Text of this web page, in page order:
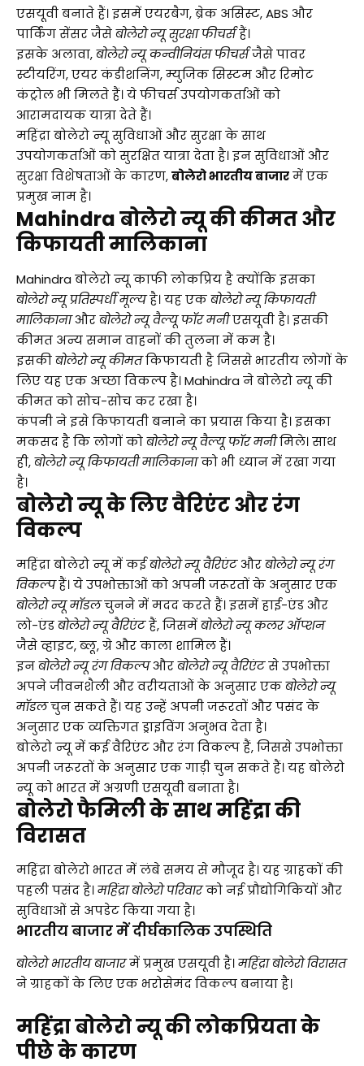
एसयूवी बनाते हैं। इसमें एयरबैग, ब्रेक असिस्ट, ABS और
पार्किंग सेंसर जैसेबोलेरो न्यू सुरक्षा फीचर्सहैं।
इसके अलावा,बोलेरो न्यू कन्वीनियंस फीचर्सजैसे पावर
स्टीयरिंग, एयर कंडीशनिंग, म्युजिक सिस्टम और रिमोट
कंट्रोल भी मिलते हैं। ये फीचर्स उपयोगकर्ताओं को
आरामदायक यात्रा देते हैं।
महिंद्रा बोलेरो न्यू सुविधाओं और सुरक्षा के साथ
उपयोगकर्ताओं को सुरक्षित यात्रा देता है। इन सुविधाओं और
सुरक्षा विशेषताओं के कारण,बोलेरो भारतीय बाजारमें एक
प्रमुख नाम है।
Mahindra बोलेरो न्यू की कीमत और
किफायती मालिकाना
Mahindra बोलेरो न्यू काफी लोकप्रिय है क्योंकि इसका
बोलेरो न्यू प्रतिस्पर्धी मूल्यहै। यह एकबोलेरो न्यू किफायती
मालिकानाऔरबोलेरो न्यू वैल्यू फॉर मनीएसयूवी है। इसकी
कीमत अन्य समान वाहनों की तुलना में कम है।
इसकीबोलेरो न्यू कीमतकिफायती है जिससे भारतीय लोगों के
लिए यह एक अच्छा विकल्प है। Mahindra ने बोलेरो न्यू की
कीमत को सोच-सोच कर रखा है।
कंपनी ने इसे किफायती बनाने का प्रयास किया है। इसका
मकसद है कि लोगों कोबोलेरो न्यू वैल्यू फॉर मनीमिले। साथ
ही,बोलेरो न्यू किफायती मालिकानाको भी ध्यान में रखा गया
है।
बोलेरो न्यू के लिए वैरिएंट और रंग
विकल्प
महिंद्रा बोलेरो न्यू में कईबोलेरो न्यू वैरिएंटऔरबोलेरो न्यू रंग
विकल्पहैं। ये उपभोक्ताओं को अपनी जरूरतों के अनुसार एक
बोलेरो न्यू मॉडलचुनने में मदद करते हैं। इसमें हाई-एंड और
लो-एंडबोलेरो न्यू वैरिएंटहैं, जिसमेंबोलेरो न्यू कलर ऑप्शन
जैसे व्हाइट, ब्लू, ग्रे और काला शामिल हैं।
इनबोलेरो न्यू रंग विकल्पऔरबोलेरो न्यू वैरिएंटसे उपभोक्ता
अपने जीवनशैली और वरीयताओं के अनुसार एकबोलेरो न्यू
मॉडलचुन सकते हैं। यह उन्हें अपनी जरूरतों और पसंद के
अनुसार एक व्यक्तिगत ड्राइविंग अनुभव देता है।
बोलेरो न्यू में कई वैरिएंट और रंग विकल्प हैं, जिससे उपभोक्ता
अपनी जरूरतों के अनुसार एक गाड़ी चुन सकते हैं। यह बोलेरो
न्यू को भारत में अग्रणी एसयूवी बनाता है।
बोलेरो फैमिली के साथ महिंद्रा की
विरासत
महिंद्रा बोलेरो भारत में लंबे समय से मौजूद है। यह ग्राहकों की
पहली पसंद है।महिंद्रा बोलेरो परिवारको नई प्रौद्योगिकियों और
सुविधाओं से अपडेट किया गया है।
भारतीय बाजार में दीर्घकालिक उपस्थिति
बोलेरो भारतीय बाजारमें प्रमुख एसयूवी है।महिंद्रा बोलेरो विरासत
ने ग्राहकों के लिए एक भरोसेमंद विकल्प बनाया है।
महिंद्रा बोलेरो न्यू की लोकप्रियता के
पीछे के कारण